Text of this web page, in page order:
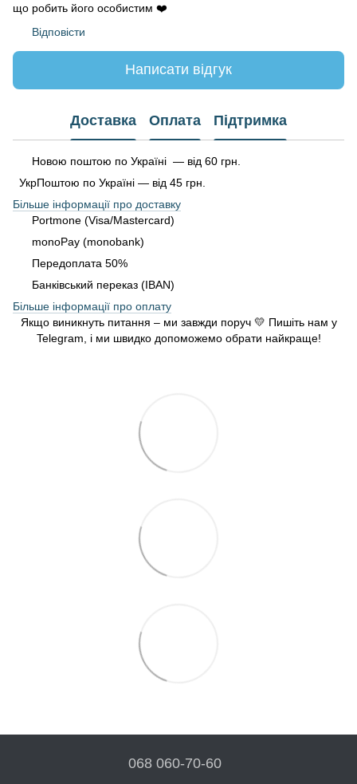
що робить його особистим ❤️
Відповісти
Написати відгук
Доставка Оплата Підтримка
Новою поштою по Україні — від 60 грн.
УкрПоштою по Україні — від 45 грн.
Більше інформації про доставку
Portmone (Visa/Mastercard)
monoPay (monobank)
Передоплата 50%
Банківський переказ (IBAN)
Більше інформації про оплату
Якщо виникнуть питання – ми завжди поруч 💛 Пишіть нам у
Telegram, і ми швидко допоможемо обрати найкраще!
068 060-70-60